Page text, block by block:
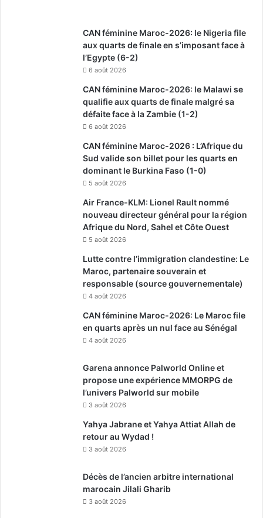
CAN féminine Maroc-2026: le Nigeria file
aux quarts de finale en s’imposant face à
l’Egypte (6-2)
6 août 2026
CAN féminine Maroc-2026: le Malawi se
qualifie aux quarts de finale malgré sa
défaite face à la Zambie (1-2)
6 août 2026
CAN féminine Maroc-2026 : L’Afrique du
Sud valide son billet pour les quarts en
dominant le Burkina Faso (1-0)
5 août 2026
Air France-KLM: Lionel Rault nommé
nouveau directeur général pour la région
Afrique du Nord, Sahel et Côte Ouest
5 août 2026
Lutte contre l’immigration clandestine: Le
Maroc, partenaire souverain et
responsable (source gouvernementale)
4 août 2026
CAN féminine Maroc-2026: Le Maroc file
en quarts après un nul face au Sénégal
4 août 2026
Garena annonce Palworld Online et
propose une expérience MMORPG de
l’univers Palworld sur mobile
3 août 2026
Yahya Jabrane et Yahya Attiat Allah de
retour au Wydad !
3 août 2026
Décès de l’ancien arbitre international
marocain Jilali Gharib
3 août 2026